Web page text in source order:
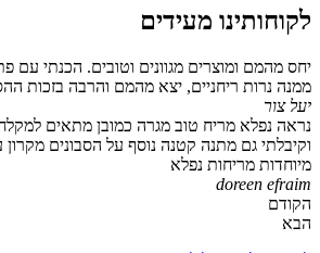
לקוחותינו מעידים
יחס מהמם ומוצרים מגוונים וטובים. הכנתי עם
ממנה נרות ריחניים, יצא מהמם והרבה בזכות
יעל צור
נראה נפלא מריח טוב מגרה כמובן מתאים
וקיבלתי גם מתנה קטנה נוסף על הסבונים מקרון
מיוחדות מריחות נפלא
doreen efraim
הקודם
הבא